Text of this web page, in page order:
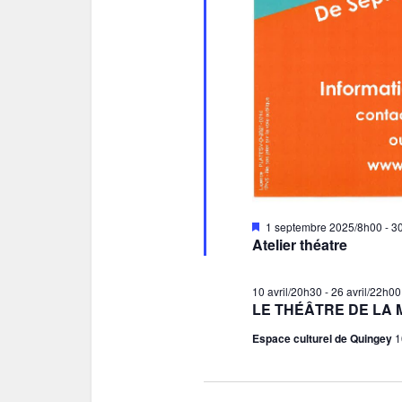
Atelier théatre
Mis
en
avant
1 septembre 2025/8h00 -
LE THÉÂTRE DE LA
10 avril/20h30 -26 avril/22h00
Espace culturel de Quingey